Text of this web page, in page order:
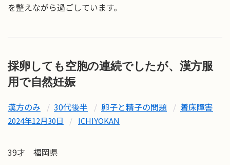
を整えながら過ごしています。
採卵しても空胞の連続でしたが、漢方服
用で自然妊娠
漢方のみ 30代後半 卵子と精子の問題 着床障害
2024年12月30日 / ICHIYOKAN
39才 福岡県